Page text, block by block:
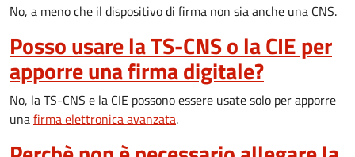
No, a meno che il dispositivo di firma non sia anche una CNS.
Posso usare la TS-CNS o la CIE per
apporre una firma digitale?
No, la TS-CNS e la CIE possono essere usate solo per apporre
unafirma elettronica avanzata.